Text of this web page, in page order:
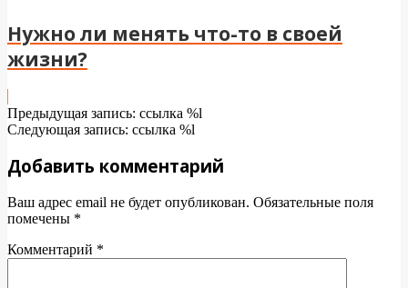
Нужно ли менять что-то в своей
жизни?
2025-
03-
Предыдущая запись: ссылка %l
Следующая запись: ссылка %l
Добавить комментарий
Ваш адрес email не будет опубликован. Обязательные поля
помечены *
Комментарий *